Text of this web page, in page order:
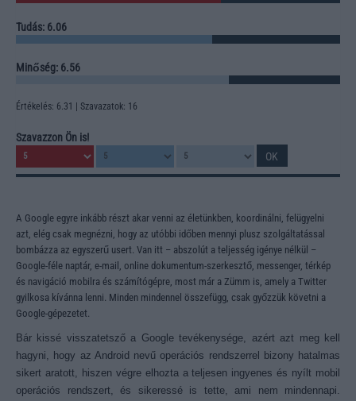
Tudás: 6.06
Minőség: 6.56
Értékelés: 6.31 | Szavazatok: 16
Szavazzon Ön is!
A Google egyre inkább részt akar venni az életünkben, koordinálni, felügyelni
azt, elég csak megnézni, hogy az utóbbi időben mennyi plusz szolgáltatással
bombázza az egyszerű usert. Van itt – abszolút a teljesség igénye nélkül –
Google-féle naptár, e-mail, online dokumentum-szerkesztő, messenger, térkép
és navigáció mobilra és számítógépre, most már a Zümm is, amely a Twitter
gyilkosa kívánna lenni. Minden mindennel összefügg, csak győzzük követni a
Google-gépezetet.
Bár kissé visszatetsző a Google tevékenysége, azért azt meg kell
hagyni, hogy az Android nevű operációs rendszerrel bizony hatalmas
sikert aratott, hiszen végre elhozta a teljesen ingyenes és nyílt mobil
operációs rendszert, és sikeressé is tette, ami nem mindennapi.